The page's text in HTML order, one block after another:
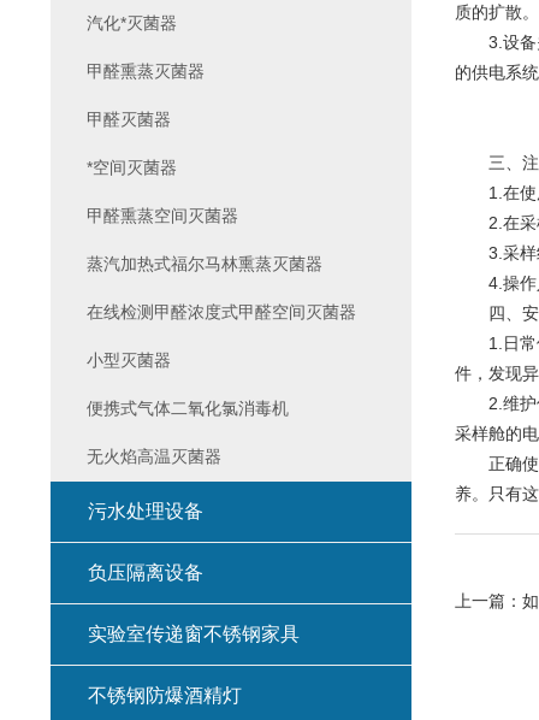
质的扩散
3.设备关
的供电系
三、注
1.在使用
2.在采样
3.采样结
4.操作人
四、安
1.日常
件，发现
2.维护保
采样舱的
正确使用
养。只有
上一篇：
汽化*灭菌器
甲醛熏蒸灭菌器
甲醛灭菌器
*空间灭菌器
甲醛熏蒸空间灭菌器
蒸汽加热式福尔马林熏蒸灭菌器
在线检测甲醛浓度式甲醛空间灭菌器
小型灭菌器
便携式气体二氧化氯消毒机
无火焰高温灭菌器
污水处理设备
负压隔离设备
实验室传递窗不锈钢家具
不锈钢防爆酒精灯